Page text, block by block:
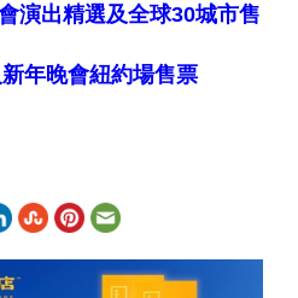
演出精選及全球30城市售
年晚會紐約場售票